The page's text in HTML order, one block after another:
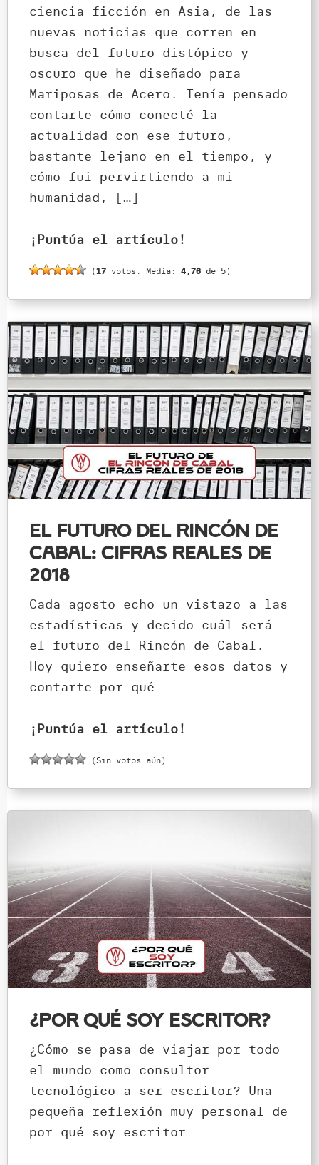
ciencia ficción en Asia, de las
nuevas noticias que corren en
busca del futuro distópico y
oscuro que he diseñado para
Mariposas de Acero. Tenía pensado
contarte cómo conecté la
actualidad con ese futuro,
bastante lejano en el tiempo, y
cómo fui pervirtiendo a mi
humanidad, […]
¡Puntúa el artículo!
(17 votos. Media: 4,76 de 5)
El futuro del Rincón de
Cabal: cifras reales de
2018
Cada agosto echo un vistazo a las
estadísticas y decido cuál será
el futuro del Rincón de Cabal.
Hoy quiero enseñarte esos datos y
contarte por qué
¡Puntúa el artículo!
(Sin votos aún)
¿Por qué soy escritor?
¿Cómo se pasa de viajar por todo
el mundo como consultor
tecnológico a ser escritor? Una
pequeña reflexión muy personal de
por qué soy escritor